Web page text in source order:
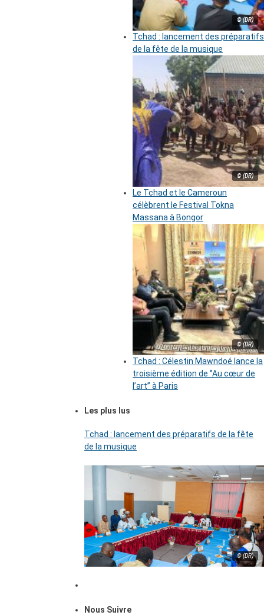
© (DR)
Tchad : lancement des préparatifs
de la fête de la musique
© (DR)
Le Tchad et le Cameroun
célèbrent le Festival Tokna
Massana à Bongor
© (DR)
Tchad : Célestin Mawndoé lance la
troisième édition de ‘’Au cœur de
l’art’’ à Paris
Les plus lus
Tchad : lancement des préparatifs de la fête
de la musique
© (DR)
Nous Suivre